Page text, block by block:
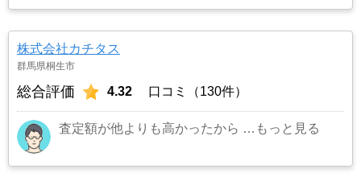
株式会社カチタス
群馬県桐生市
総合評価 4.32 口コミ（130件）
査定額が他よりも高かったから …もっと見る